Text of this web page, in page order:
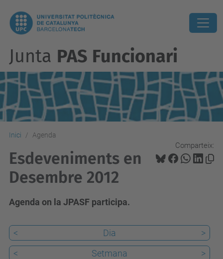
Junta PAS Funcionari
Inici Agenda
Comparteix:
Esdeveniments en
Desembre 2012
Agenda on la JPASF participa.
< Dia
>
<
Setmana
>